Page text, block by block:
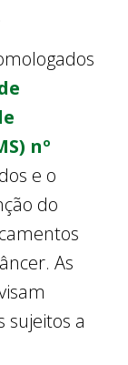
nº
e o
do
As
a